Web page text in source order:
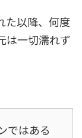
た以降、何度
は一切濡れず
ではある